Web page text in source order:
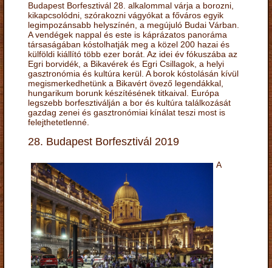
Budapest Borfesztivál 28. alkalommal várja a borozni,
kikapcsolódni, szórakozni vágyókat a főváros egyik
legimpozánsabb helyszínén, a megújuló Budai Várban.
A vendégek nappal és este is káprázatos panoráma
társaságában kóstolhatják meg a közel 200 hazai és
külföldi kiállító több ezer borát. Az idei év fókuszába az
Egri borvidék, a Bikavérek és Egri Csillagok, a helyi
gasztronómia és kultúra kerül. A borok kóstolásán kívül
megismerkedhetünk a Bikavért övező legendákkal,
hungarikum borunk készítésének titkaival. Európa
legszebb borfesztiválján a bor és kultúra találkozását
gazdag zenei és gasztronómiai kínálat teszi most is
felejthetetlenné.
28. Budapest Borfesztivál 2019
A